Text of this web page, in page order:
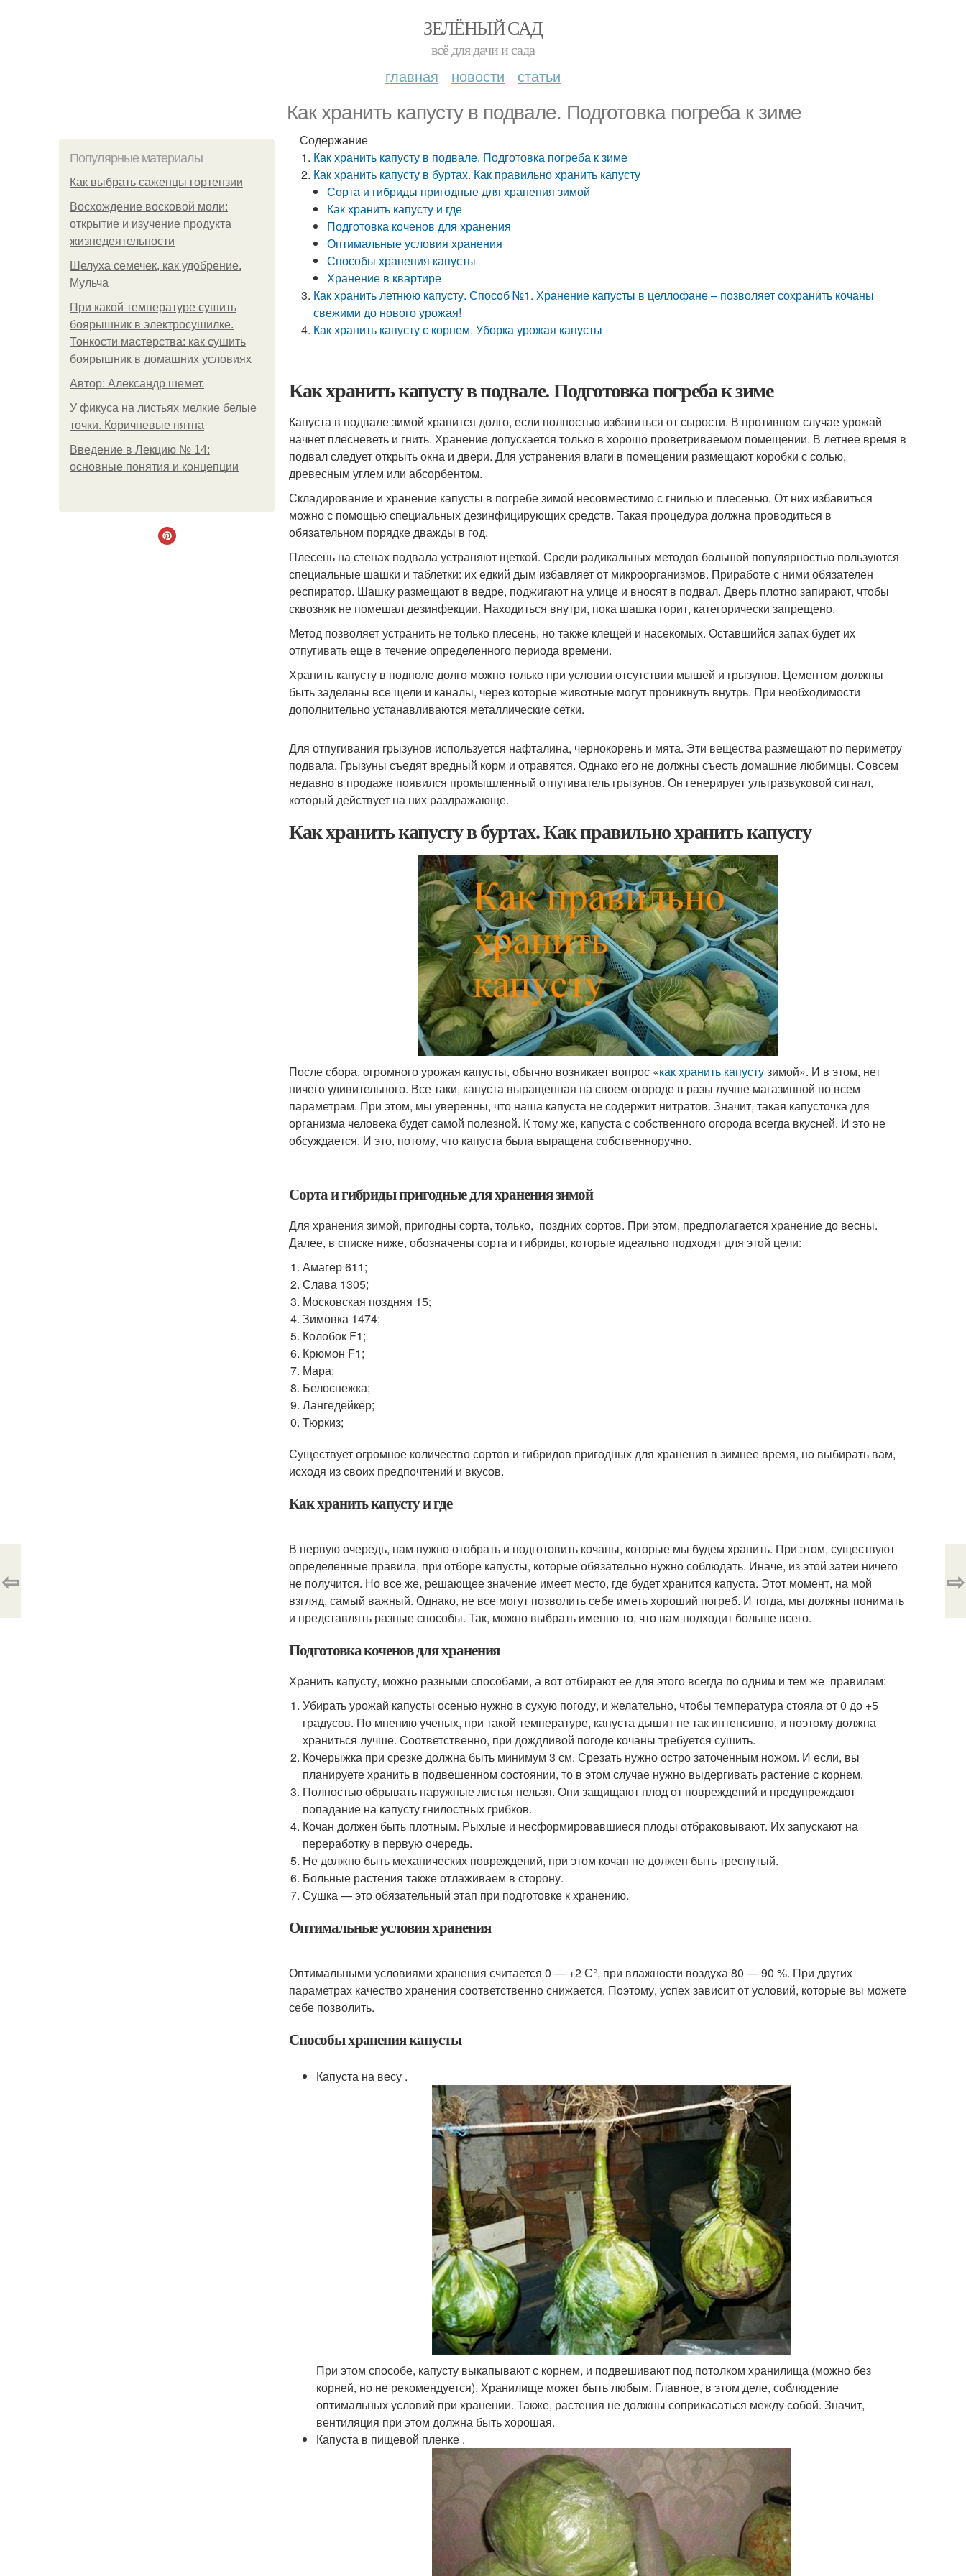
ЗЕЛЁНЫЙ САД
всё для дачи и сада
главная новости статьи
Как хранить капусту в подвале. Подготовка погреба к зиме
Популярные материалы
Как выбрать саженцы гортензии
Восхождение восковой моли:
открытие и изучение продукта
жизнедеятельности
Шелуха семечек, как удобрение.
Мульча
При какой температуре сушить
боярышник в электросушилке.
Тонкости мастерства: как сушить
боярышник в домашних условиях
Автор: Александр шемет.
У фикуса на листьях мелкие белые
точки. Коричневые пятна
Введение в Лекцию № 14:
основные понятия и концепции
Содержание
Как хранить капусту в подвале. Подготовка погреба к зиме
Как хранить капусту в буртах. Как правильно хранить капусту
Сорта и гибриды пригодные для хранения зимой
Как хранить капусту и где
Подготовка коченов для хранения
Оптимальные условия хранения
Способы хранения капусты
Хранение в квартире
Как хранить летнюю капусту. Способ №1. Хранение капусты в целлофане – позволяет сохранить кочаны
свежими до нового урожая!
Как хранить капусту с корнем. Уборка урожая капусты
Как хранить капусту в подвале. Подготовка погреба к зиме
Капуста в подвале зимой хранится долго, если полностью избавиться от сырости. В противном случае урожай
начнет плесневеть и гнить. Хранение допускается только в хорошо проветриваемом помещении. В летнее время в
подвал следует открыть окна и двери. Для устранения влаги в помещении размещают коробки с солью,
древесным углем или абсорбентом.
Складирование и хранение капусты в погребе зимой несовместимо с гнилью и плесенью. От них избавиться
можно с помощью специальных дезинфицирующих средств. Такая процедура должна проводиться в
обязательном порядке дважды в год.
Плесень на стенах подвала устраняют щеткой. Среди радикальных методов большой популярностью пользуются
специальные шашки и таблетки: их едкий дым избавляет от микроорганизмов. Приработе с ними обязателен
респиратор. Шашку размещают в ведре, поджигают на улице и вносят в подвал. Дверь плотно запирают, чтобы
сквозняк не помешал дезинфекции. Находиться внутри, пока шашка горит, категорически запрещено.
Метод позволяет устранить не только плесень, но также клещей и насекомых. Оставшийся запах будет их
отпугивать еще в течение определенного периода времени.
Хранить капусту в подполе долго можно только при условии отсутствии мышей и грызунов. Цементом должны
быть заделаны все щели и каналы, через которые животные могут проникнуть внутрь. При необходимости
дополнительно устанавливаются металлические сетки.
Для отпугивания грызунов используется нафталина, чернокорень и мята. Эти вещества размещают по периметру
подвала. Грызуны съедят вредный корм и отравятся. Однако его не должны съесть домашние любимцы. Совсем
недавно в продаже появился промышленный отпугиватель грызунов. Он генерирует ультразвуковой сигнал,
который действует на них раздражающе.
Как хранить капусту в буртах. Как правильно хранить капусту
После сбора, огромного урожая капусты, обычно возникает вопрос «как хранить капустузимой». И в этом, нет
ничего удивительного. Все таки, капуста выращенная на своем огороде в разы лучше магазинной по всем
параметрам. При этом, мы уверенны, что наша капуста не содержит нитратов. Значит, такая капусточка для
организма человека будет самой полезной. К тому же, капуста с собственного огорода всегда вкусней. И это не
обсуждается. И это, потому, что капуста была выращена собственноручно.
Сорта и гибриды пригодные для хранения зимой
Для хранения зимой, пригодны сорта, только, поздних сортов. При этом, предполагается хранение до весны.
Далее, в списке ниже, обозначены сорта и гибриды, которые идеально подходят для этой цели:
Амагер 611;
Слава 1305;
Московская поздняя 15;
Зимовка 1474;
Колобок F1;
Крюмон F1;
Мара;
Белоснежка;
Лангедейкер;
Тюркиз;
Существует огромное количество сортов и гибридов пригодных для хранения в зимнее время, но выбирать вам,
исходя из своих предпочтений и вкусов.
Как хранить капусту и где
В первую очередь, нам нужно отобрать и подготовить кочаны, которые мы будем хранить. При этом, существуют
определенные правила, при отборе капусты, которые обязательно нужно соблюдать. Иначе, из этой затеи ничего
не получится. Но все же, решающее значение имеет место, где будет хранится капуста. Этот момент, на мой
взгляд, самый важный. Однако, не все могут позволить себе иметь хороший погреб. И тогда, мы должны понимать
и представлять разные способы. Так, можно выбрать именно то, что нам подходит больше всего.
Подготовка коченов для хранения
Хранить капусту, можно разными способами, а вот отбирают ее для этого всегда по одним и тем же правилам:
Убирать урожай капусты осенью нужно в сухую погоду, и желательно, чтобы температура стояла от 0 до +5
градусов. По мнению ученых, при такой температуре, капуста дышит не так интенсивно, и поэтому должна
храниться лучше. Соответственно, при дождливой погоде кочаны требуется сушить.
Кочерыжка при срезке должна быть минимум 3 см. Срезать нужно остро заточенным ножом. И если, вы
планируете хранить в подвешенном состоянии, то в этом случае нужно выдергивать растение с корнем.
Полностью обрывать наружные листья нельзя. Они защищают плод от повреждений и предупреждают
попадание на капусту гнилостных грибков.
Кочан должен быть плотным. Рыхлые и несформировавшиеся плоды отбраковывают. Их запускают на
переработку в первую очередь.
Не должно быть механических повреждений, при этом кочан не должен быть треснутый.
Больные растения также отлаживаем в сторону.
Сушка — это обязательный этап при подготовке к хранению.
Оптимальные условия хранения
Оптимальными условиями хранения считается 0 — +2 С°, при влажности воздуха 80 — 90 %. При других
параметрах качество хранения соответственно снижается. Поэтому, успех зависит от условий, которые вы можете
себе позволить.
Способы хранения капусты
Капуста на весу .
При этом способе, капусту выкапывают с корнем, и подвешивают под потолком хранилища (можно без
корней, но не рекомендуется). Хранилище может быть любым. Главное, в этом деле, соблюдение
оптимальных условий при хранении. Также, растения не должны соприкасаться между собой. Значит,
вентиляция при этом должна быть хорошая.
Капуста в пищевой пленке .
⇦ ⇨